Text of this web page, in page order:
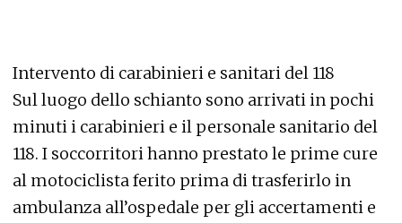
Intervento di carabinieri e sanitari del 118
Sul luogo dello schianto sono arrivati in pochi
minuti i carabinieri e il personale sanitario del
118. I soccorritori hanno prestato le prime cure
al motociclista ferito prima di trasferirlo in
ambulanza all’ospedale per gli accertamenti e